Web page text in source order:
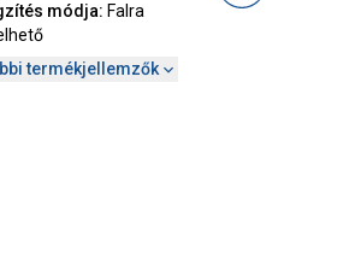
módja: Falra
termékjellemzők